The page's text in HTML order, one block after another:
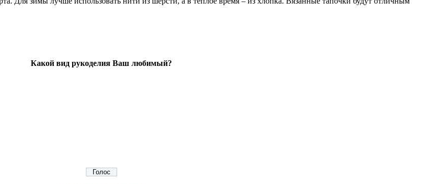
Какой вид рукоделия Ваш любимый?